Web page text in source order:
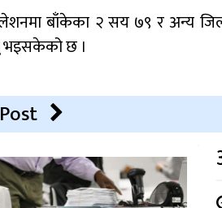
बाँकेका २ सय ७९ र अन्य
भइसकेको छ ।